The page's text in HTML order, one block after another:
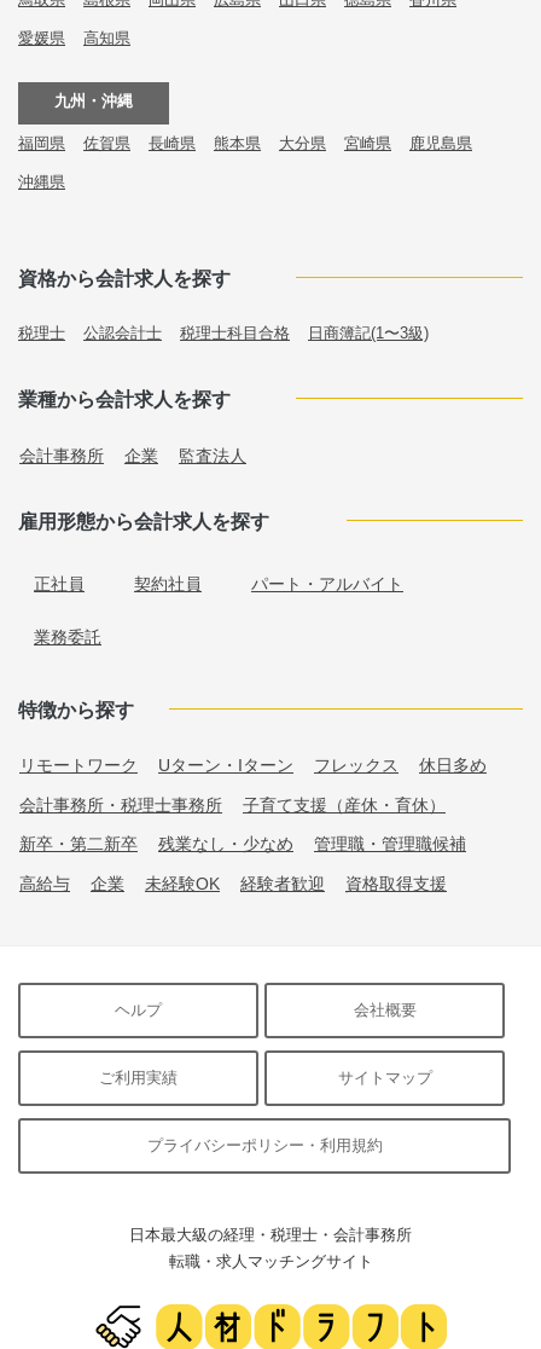
愛媛県 高知県
九州・沖縄
福岡県 佐賀県 長崎県 熊本県 大分県 宮崎県 鹿児島県
沖縄県
資格から会計求人を探す
税理士 公認会計士 税理士科目合格 日商簿記(1〜3級)
業種から会計求人を探す
会計事務所 企業 監査法人
雇用形態から会計求人を探す
正社員 契約社員 パート・アルバイト
業務委託
特徴から探す
リモートワーク Uターン・Iターン フレックス 休日多め
会計事務所・税理士事務所 子育て支援（産休・育休）
新卒・第二新卒 残業なし・少なめ 管理職・管理職候補
高給与 企業 未経験OK 経験者歓迎 資格取得支援
ヘルプ 会社概要
ご利用実績 サイトマップ
プライバシーポリシー・利用規約
日本最大級の経理・税理士・会計事務所
転職・求人マッチングサイト